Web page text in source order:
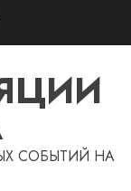
СОБЫТИЙ НА